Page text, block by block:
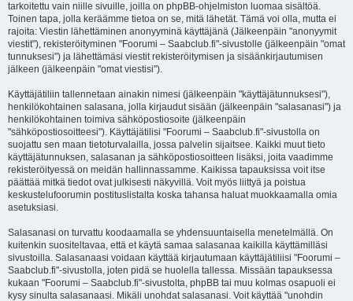
tarkoitettu vain niille sivuille, joilla on phpBB-ohjelmiston luomaa sisältöä.
Toinen tapa, jolla keräämme tietoa on se, mitä lähetät. Tämä voi olla, mutta ei
rajoita: Viestin lähettäminen anonyyminä käyttäjänä (Jälkeenpäin "anonyymit
viestit"), rekisteröityminen "Foorumi – Saabclub.fi"-sivustolle (jälkeenpäin "omat
tunnuksesi") ja lähettämäsi viestit rekisteröitymisen ja sisäänkirjautumisen
jälkeen (jälkeenpäin "omat viestisi").
Käyttäjätiliin tallennetaan ainakin nimesi (jälkeenpäin "käyttäjätunnuksesi"),
henkilökohtainen salasana, jolla kirjaudut sisään (jälkeenpäin "salasanasi") ja
henkilökohtainen toimiva sähköpostiosoite (jälkeenpäin
"sähköpostiosoitteesi"). Käyttäjätilisi "Foorumi – Saabclub.fi"-sivustolla on
suojattu sen maan tietoturvalailla, jossa palvelin sijaitsee. Kaikki muut tieto
käyttäjätunnuksen, salasanan ja sähköpostiosoitteen lisäksi, joita vaadimme
rekisteröityessä on meidän hallinnassamme. Kaikissa tapauksissa voit itse
päättää mitkä tiedot ovat julkisesti näkyvillä. Voit myös liittyä ja poistua
keskustelufoorumin postituslistalta koska tahansa haluat muokkaamalla omia
asetuksiasi.
Salasanasi on turvattu koodaamalla se yhdensuuntaisella menetelmällä. On
kuitenkin suositeltavaa, että et käytä samaa salasanaa kaikilla käyttämilläsi
sivustoilla. Salasanaasi voidaan käyttää kirjautumaan käyttäjätiliisi "Foorumi –
Saabclub.fi"-sivustolla, joten pidä se huolella tallessa. Missään tapauksessa
kukaan "Foorumi – Saabclub.fi"-sivustolta, phpBB tai muu kolmas osapuoli ei
kysy sinulta salasanaasi. Mikäli unohdat salasanasi. Voit käyttää "unohdin